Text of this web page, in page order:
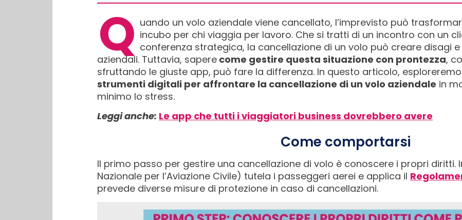
Q uando un volo aziendale viene cancellato, l’imprevisto può
incubo per chi viaggia per lavoro. Che si tratti di un incontro con un
conferenza strategica, la cancellazione di un volo può creare disagi
aziendali. Tuttavia, sapere come gestire questa situazione con prontezza,
sfruttando le giuste app, può fare la differenza. In questo articolo,
strumenti digitali per affrontare la cancellazione di un volo aziendale in
minimo lo stress.
Leggi anche: Le app che tutti i viaggiatori business dovrebbero avere
Come comportarsi
Il primo passo per gestire una cancellazione di volo è conoscere i propri diritti.
Nazionale per l’Aviazione Civile) tutela i passeggeri aerei e applica il
prevede diverse misure di protezione in caso di cancellazioni.